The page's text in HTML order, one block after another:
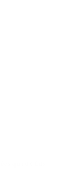
qu'aux fins